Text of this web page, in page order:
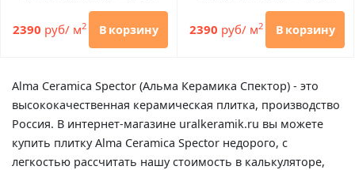
2390 руб/ м2 В корзину 2390 руб/ м2 В корзину
Alma Ceramica Spector (Альма Керамика Спектор) - это
высококачественная керамическая плитка, производство
Россия. В интернет-магазине uralkeramik.ru вы можете
купить плитку Alma Ceramica Spector недорого, с
легкостью рассчитать нашу стоимость в калькуляторе,